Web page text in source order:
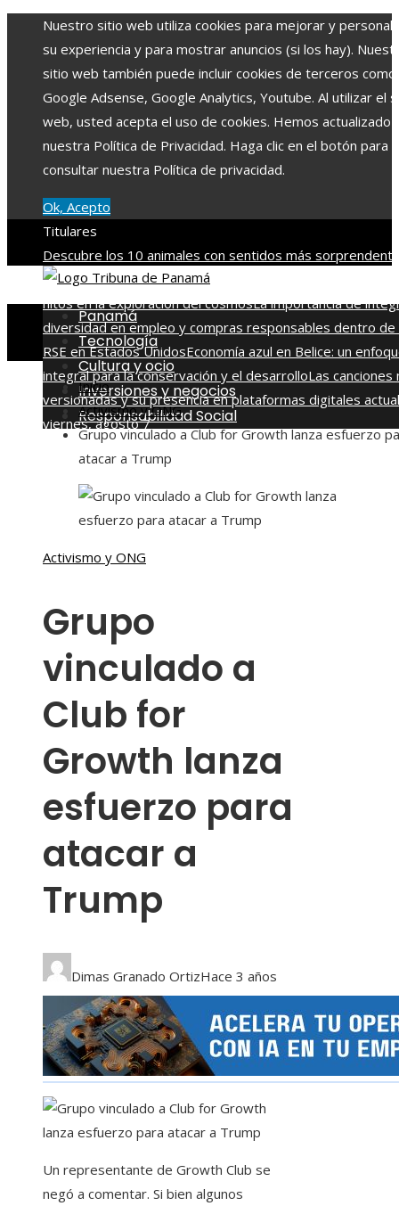
Nuestro sitio web utiliza cookies para mejorar y
su experiencia y para mostrar anuncios (si los hay).
sitio web también puede incluir cookies de terceros como
Google Adsense, Google Analytics, Youtube. Al utilizar el
web, usted acepta el uso de cookies. Hemos actualizado
nuestra Política de Privacidad. Haga clic en el botón para
consultar nuestra Política de privacidad.
Ok, Acepto
Titulares
Descubre los 10 animales con sentidos más
agudos del planetaLas 15 misiones espaciales que
hitos en la exploración del cosmosLa importancia de
diversidad en empleo y compras responsables dentro de
RSE en Estados UnidosEconomía azul en Belice: un
integral para la conservación y el desarrolloLas canciones
versionadas y su presencia en plataformas digitales
viernes, agosto 7
Panamá
Tecnología
Cultura y ocio
Inversiones y negocios
Responsabilidad Social
Inicio
Activismo y ONG
Grupo vinculado a Club for Growth lanza esfuerzo
atacar a Trump
Activismo y ONG
Grupo
vinculado a
Club for
Growth lanza
esfuerzo para
atacar a
Trump
Dimas Granado OrtizHace 3 años
Un representante de Growth Club se
negó a comentar. Si bien algunos